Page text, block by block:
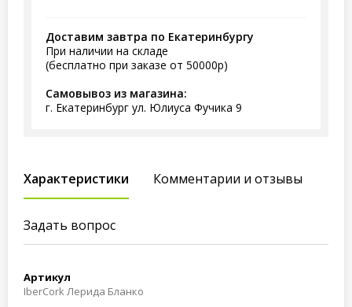
Доставим завтра по Екатеринбургу
При наличии на складе
(бесплатно при заказе от 50000р)
Самовывоз из магазина:
г. Екатеринбург ул. Юлиуса Фучика 9
Характеристики Комментарии и отзывы
Задать вопрос
Артикул
IberCork Лерида Бланко